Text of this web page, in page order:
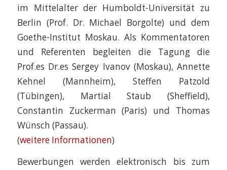
im Mittelalter der Humboldt-Universität zu
Berlin (Prof. Dr. Michael Borgolte) und dem
Goethe-Institut Moskau. Als Kommentatoren
und Referenten begleiten die Tagung die
Prof.es Dr.es Sergey Ivanov (Moskau), Annette
Kehnel (Mannheim), Steffen Patzold
(Tübingen), Martial Staub (Sheffield),
Constantin Zuckerman (Paris) und Thomas
Wünsch (Passau).
(weitere Informationen)
Bewerbungen werden elektronisch bis zum